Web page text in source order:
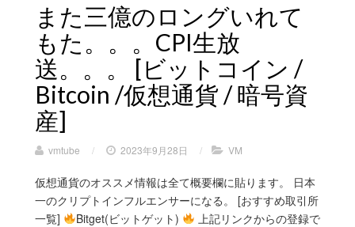
また三億のロングいれて
もた。。。CPI生放
送。。。 [ビットコイン /
Bitcoin /仮想通貨 / 暗号資
産]
vmtube / 2023年9月28日 / VM
仮想通貨のオススメ情報は全て概要欄に貼ります。 日本
一のクリプトインフルエンサーになる。 [おすすめ取引所
一覧]
Bitget(ビットゲット)
上記リンクからの登録で